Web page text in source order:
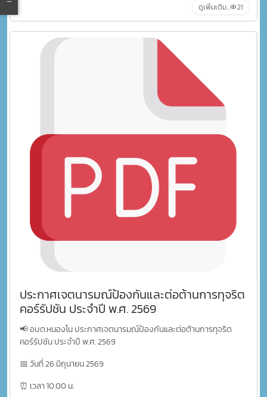
ดูเพิ่มเติม... 21
ประกาศเจตนารมณ์ป้องกันและต่อต้านการทุจริต
คอร์รัปชัน ประจำปี พ.ศ. 2569
📢 อบต.หนองโน ประกาศเจตนารมณ์ป้องกันและต่อต้านการทุจริต
คอร์รัปชัน ประจำปี พ.ศ. 2569
📅 วันที่ 26 มิถุนายน 2569
⏰ เวลา 10.00 น.